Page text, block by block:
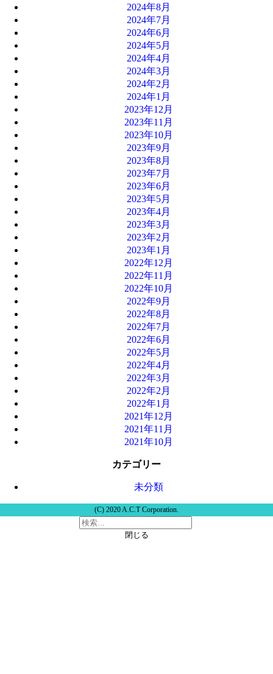
2024年8月
2024年7月
2024年6月
2024年5月
2024年4月
2024年3月
2024年2月
2024年1月
2023年12月
2023年11月
2023年10月
2023年9月
2023年8月
2023年7月
2023年6月
2023年5月
2023年4月
2023年3月
2023年2月
2023年1月
2022年12月
2022年11月
2022年10月
2022年9月
2022年8月
2022年7月
2022年6月
2022年5月
2022年4月
2022年3月
2022年2月
2022年1月
2021年12月
2021年11月
2021年10月
カテゴリー
未分類
(C) 2020 A.C.T Corporation.
閉じる